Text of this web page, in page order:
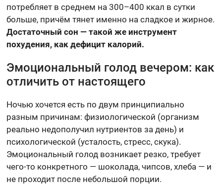
потребляет в среднем на 300–400 ккал в сутки
больше, причём тянет именно на сладкое и жирное.
Достаточный сон — такой же инструмент
похудения, как дефицит калорий.
Эмоциональный голод вечером: как
отличить от настоящего
Ночью хочется есть по двум принципиально
разным причинам: физиологической (организм
реально недополучил нутриентов за день) и
психологической (усталость, стресс, скука).
Эмоциональный голод возникает резко, требует
чего-то конкретного — шоколада, чипсов, хлеба — и
не проходит после небольшой порции.